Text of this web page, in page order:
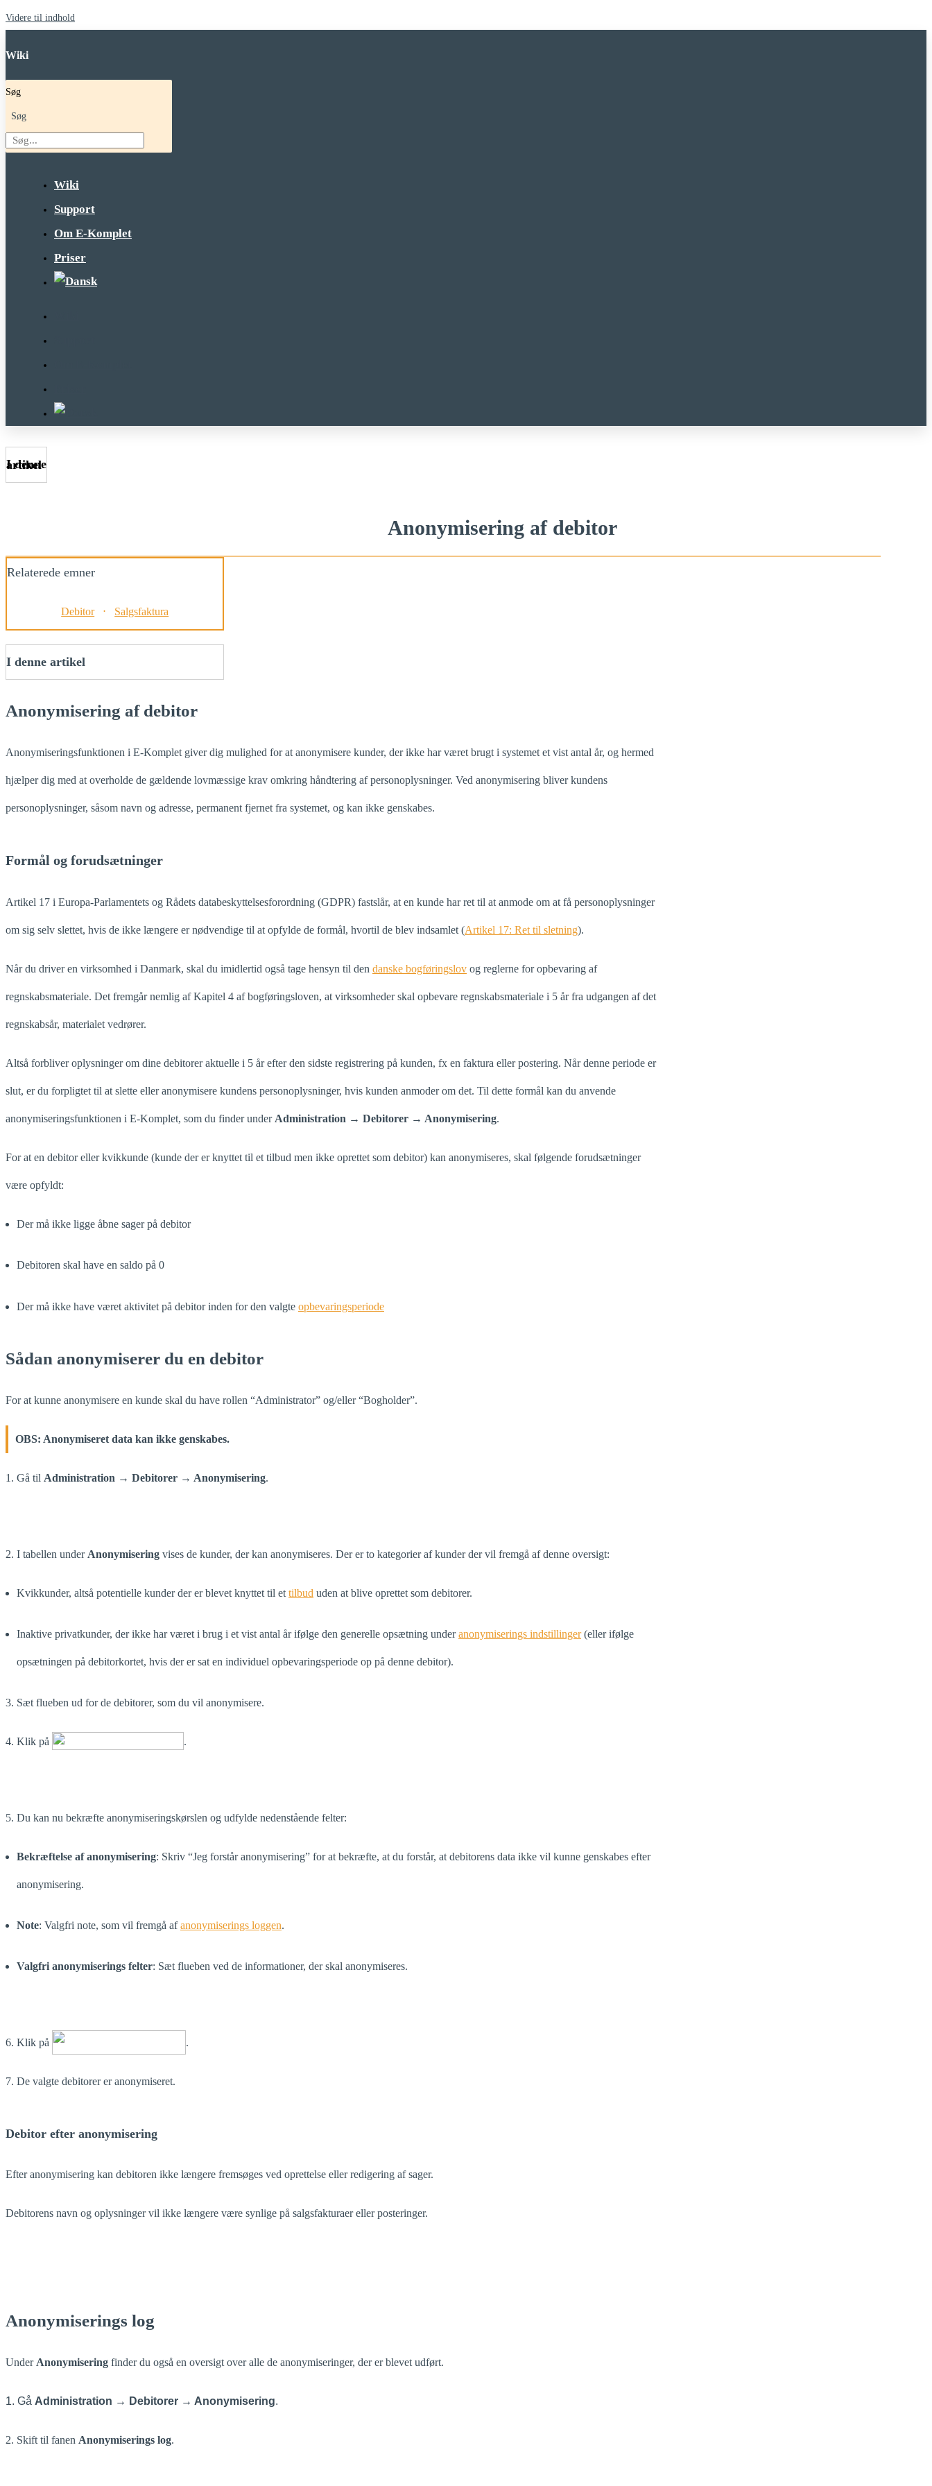
Videre til indhold
Wiki
Søg
Søg
Wiki
Support
Om E-Komplet
Priser
I denne artikel
Anonymisering af debitor
Relaterede emner
Debitor⋅ Salgsfaktura
I denne artikel
Anonymisering af debitor
Anonymiseringsfunktionen i E-Komplet giver dig mulighed for at anonymisere kunder, der ikke har været brugt i systemet et vist antal år, og hermed
hjælper dig med at overholde de gældende lovmæssige krav omkring håndtering af personoplysninger. Ved anonymisering bliver kundens
personoplysninger, såsom navn og adresse, permanent fjernet fra systemet, og kan ikke genskabes.
Formål og forudsætninger
Artikel 17 i Europa-Parlamentets og Rådets databeskyttelsesforordning (GDPR) fastslår, at en kunde har ret til at anmode om at få personoplysninger
om sig selv slettet, hvis de ikke længere er nødvendige til at opfylde de formål, hvortil de blev indsamlet (Artikel 17: Ret til sletning).
Når du driver en virksomhed i Danmark, skal du imidlertid også tage hensyn til den danske bogføringslov og reglerne for opbevaring af
regnskabsmateriale. Det fremgår nemlig af Kapitel 4 af bogføringsloven, at virksomheder skal opbevare regnskabsmateriale i 5 år fra udgangen af det
regnskabsår, materialet vedrører.
Altså forbliver oplysninger om dine debitorer aktuelle i 5 år efter den sidste registrering på kunden, fx en faktura eller postering. Når denne periode er
slut, er du forpligtet til at slette eller anonymisere kundens personoplysninger, hvis kunden anmoder om det. Til dette formål kan du anvende
anonymiseringsfunktionen i E-Komplet, som du finder under Administration → Debitorer → Anonymisering.
For at en debitor eller kvikkunde (kunde der er knyttet til et tilbud men ikke oprettet som debitor) kan anonymiseres, skal følgende forudsætninger
være opfyldt:
Der må ikke ligge åbne sager på debitor
Debitoren skal have en saldo på 0
Der må ikke have været aktivitet på debitor inden for den valgte opbevaringsperiode
Sådan anonymiserer du en debitor
For at kunne anonymisere en kunde skal du have rollen “Administrator” og/eller “Bogholder”.
OBS: Anonymiseret data kan ikke genskabes.
1. Gå til Administration → Debitorer → Anonymisering.
2. I tabellen under Anonymisering vises de kunder, der kan anonymiseres. Der er to kategorier af kunder der vil fremgå af denne oversigt:
Kvikkunder, altså potentielle kunder der er blevet knyttet til et tilbud uden at blive oprettet som debitorer.
Inaktive privatkunder, der ikke har været i brug i et vist antal år ifølge den generelle opsætning underanonymiserings indstillinger(eller ifølge
opsætningen på debitorkortet, hvis der er sat en individuel opbevaringsperiode op på denne debitor).
3. Sæt flueben ud for de debitorer, som du vil anonymisere.
4. Klik på .
5. Du kan nu bekræfte anonymiseringskørslen og udfylde nedenstående felter:
Bekræftelse af anonymisering: Skriv “Jeg forstår anonymisering” for at bekræfte, at du forstår, at debitorens data ikke vil kunne genskabes efter
anonymisering.
Note: Valgfri note, som vil fremgå afanonymiserings loggen.
Valgfri anonymiserings felter: Sæt flueben ved de informationer, der skal anonymiseres.
6. Klik på .
7. De valgte debitorer er anonymiseret.
Debitor efter anonymisering
Efter anonymisering kan debitoren ikke længere fremsøges ved oprettelse eller redigering af sager.
Debitorens navn og oplysninger vil ikke længere være synlige på salgsfakturaer eller posteringer.
Anonymiserings log
Under Anonymisering finder du også en oversigt over alle de anonymiseringer, der er blevet udført.
1. Gå Administration → Debitorer → Anonymisering.
2. Skift til fanen Anonymiserings log.